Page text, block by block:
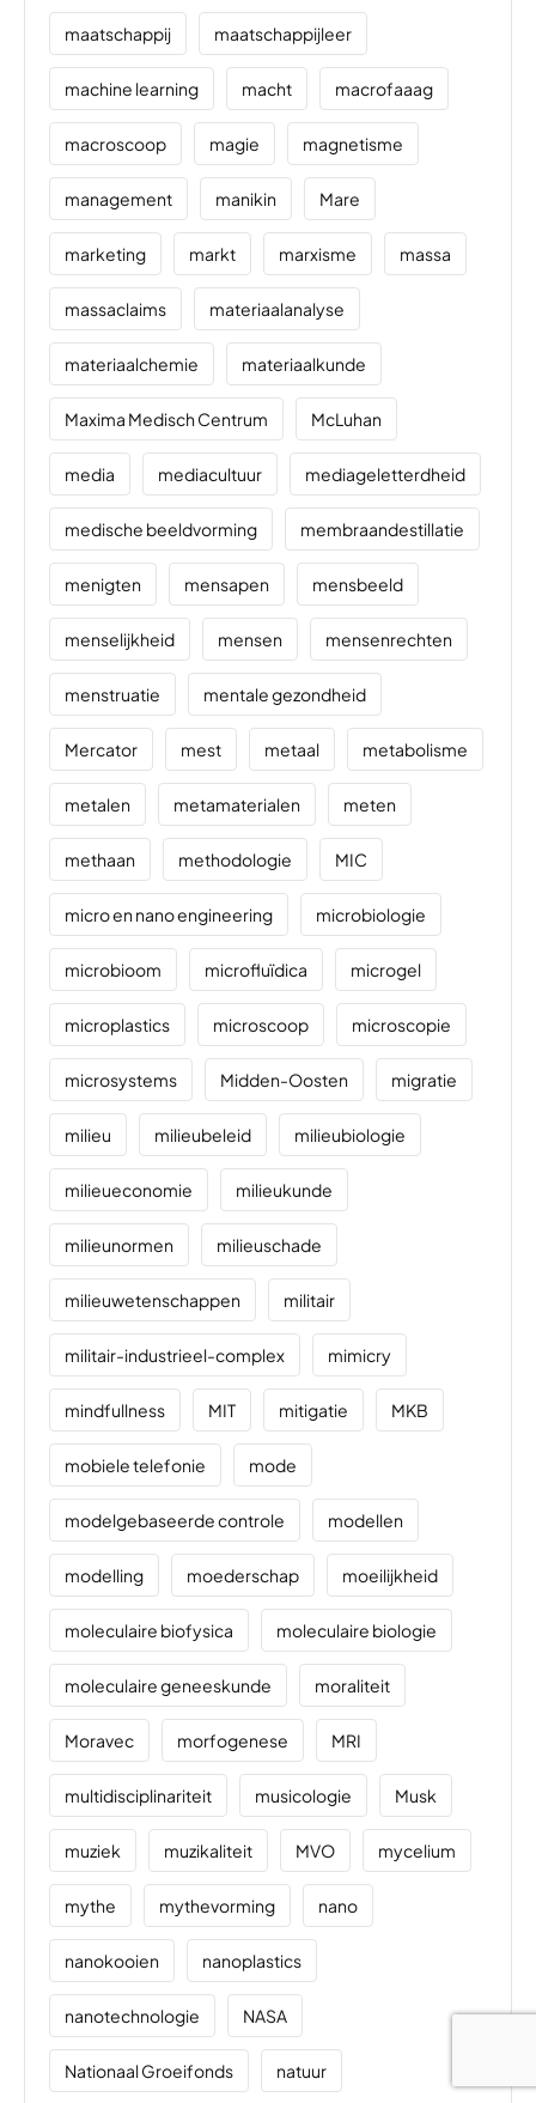
maatschappij maatschappijleer
machine learning macht macrofaaag
macroscoop magie magnetisme
management manikin Mare
marketing markt marxisme massa
massaclaims materiaalanalyse
materiaalchemie materiaalkunde
Maxima Medisch Centrum McLuhan
media mediacultuur mediageletterdheid
medische beeldvorming membraandestillatie
menigten mensapen mensbeeld
menselijkheid mensen mensenrechten
menstruatie mentale gezondheid
Mercator mest metaal metabolisme
metalen metamaterialen meten
methaan methodologie MIC
micro en nano engineering microbiologie
microbioom microfluïdica microgel
microplastics microscoop microscopie
microsystems Midden-Oosten migratie
milieu milieubeleid milieubiologie
milieueconomie milieukunde
milieunormen milieuschade
milieuwetenschappen militair
militair-industrieel-complex mimicry
mindfullness MIT mitigatie MKB
mobiele telefonie mode
modelgebaseerde controle modellen
modelling moederschap moeilijkheid
moleculaire biofysica moleculaire biologie
moleculaire geneeskunde moraliteit
Moravec morfogenese MRI
multidisciplinariteit musicologie Musk
muziek muzikaliteit MVO mycelium
mythe mythevorming nano
nanokooien nanoplastics
nanotechnologie NASA
Nationaal Groeifonds natuur